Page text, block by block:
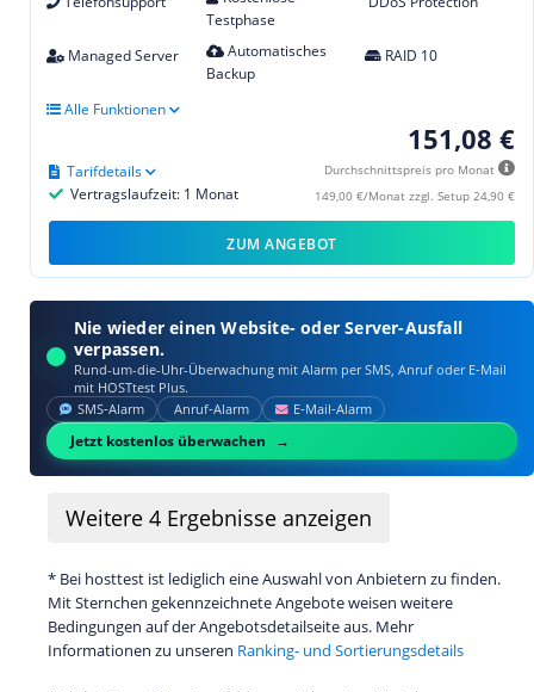
Testphase
Managed Server
Automatisches
Backup
RAID 10
Alle Funktionen
151,08 €
Durchschnittspreis pro Monat
149,00 €/Monat zzgl. Setup 24,90 €
Vertragslaufzeit: 1 Monat
Tarifdetails
ZUM ANGEBOT
Nie wieder einen Website- oder Server-Ausfall
verpassen.
Rund-um-die-Uhr-Überwachung mit Alarm per SMS, Anruf oder E‑Mail
mit HOSTtest Plus.
SMS‑Alarm Anruf‑Alarm E‑Mail‑Alarm
Jetzt kostenlos überwachen
Weitere 4 Ergebnisse anzeigen
* Bei hosttest ist lediglich eine Auswahl von Anbietern zu finden.
Mit Sternchen gekennzeichnete Angebote weisen weitere
Bedingungen auf der Angebotsdetailseite aus. Mehr
Informationen zu unseren Ranking- und Sortierungsdetails